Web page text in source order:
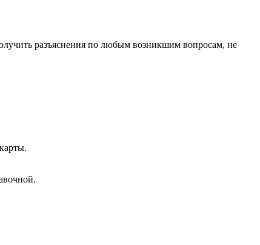
разъяснения по любым возникшим вопросам, не